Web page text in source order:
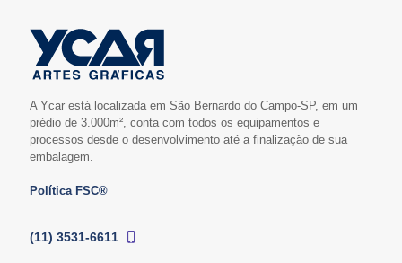
A Ycar está localizada em São Bernardo do Campo-SP, em um
prédio de 3.000m², conta com todos os equipamentos e
processos desde o desenvolvimento até a finalização de sua
embalagem.
Política FSC®
(11) 3531-6611